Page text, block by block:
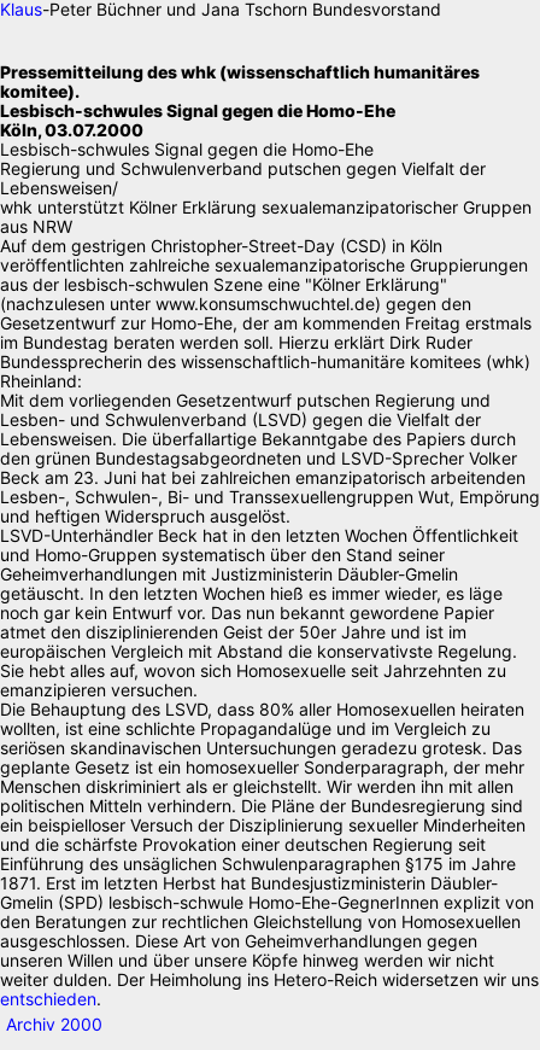
Klaus-Peter Büchner und Jana Tschorn Bundesvorstand
Pressemitteilung des whk (wissenschaftlich humanitäres
komitee).
Lesbisch-schwules Signal gegen die Homo-Ehe
Köln, 03.07.2000
Lesbisch-schwules Signal gegen die Homo-Ehe
Regierung und Schwulenverband putschen gegen Vielfalt der
Lebensweisen/
whk unterstützt Kölner Erklärung sexualemanzipatorischer Gruppen
aus NRW
Auf dem gestrigen Christopher-Street-Day (CSD) in Köln
veröffentlichten zahlreiche sexualemanzipatorische Gruppierungen
aus der lesbisch-schwulen Szene eine "Kölner Erklärung"
(nachzulesen unter www.konsumschwuchtel.de) gegen den
Gesetzentwurf zur Homo-Ehe, der am kommenden Freitag erstmals
im Bundestag beraten werden soll. Hierzu erklärt Dirk Ruder
Bundessprecherin des wissenschaftlich-humanitäre komitees (whk)
Rheinland:
Mit dem vorliegenden Gesetzentwurf putschen Regierung und
Lesben- und Schwulenverband (LSVD) gegen die Vielfalt der
Lebensweisen. Die überfallartige Bekanntgabe des Papiers durch
den grünen Bundestagsabgeordneten und LSVD-Sprecher Volker
Beck am 23. Juni hat bei zahlreichen emanzipatorisch arbeitenden
Lesben-, Schwulen-, Bi- und Transsexuellengruppen Wut, Empörung
und heftigen Widerspruch ausgelöst.
LSVD-Unterhändler Beck hat in den letzten Wochen Öffentlichkeit
und Homo-Gruppen systematisch über den Stand seiner
Geheimverhandlungen mit Justizministerin Däubler-Gmelin
getäuscht. In den letzten Wochen hieß es immer wieder, es läge
noch gar kein Entwurf vor. Das nun bekannt gewordene Papier
atmet den disziplinierenden Geist der 50er Jahre und ist im
europäischen Vergleich mit Abstand die konservativste Regelung.
Sie hebt alles auf, wovon sich Homosexuelle seit Jahrzehnten zu
emanzipieren versuchen.
Die Behauptung des LSVD, dass 80% aller Homosexuellen heiraten
wollten, ist eine schlichte Propagandalüge und im Vergleich zu
seriösen skandinavischen Untersuchungen geradezu grotesk. Das
geplante Gesetz ist ein homosexueller Sonderparagraph, der mehr
Menschen diskriminiert als er gleichstellt. Wir werden ihn mit allen
politischen Mitteln verhindern. Die Pläne der Bundesregierung sind
ein beispielloser Versuch der Disziplinierung sexueller Minderheiten
und die schärfste Provokation einer deutschen Regierung seit
Einführung des unsäglichen Schwulenparagraphen §175 im Jahre
1871. Erst im letzten Herbst hat Bundesjustizministerin Däubler-
Gmelin (SPD) lesbisch-schwule Homo-Ehe-GegnerInnen explizit von
den Beratungen zur rechtlichen Gleichstellung von Homosexuellen
ausgeschlossen. Diese Art von Geheimverhandlungen gegen
unseren Willen und über unsere Köpfe hinweg werden wir nicht
weiter dulden. Der Heimholung ins Hetero-Reich widersetzen wir uns
entschieden.
Archiv 2000